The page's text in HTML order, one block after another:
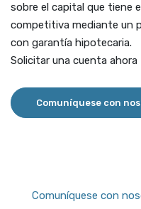
sobre el capital que tiene
competitiva mediante un
con garantía hipotecaria.
Solicitar una cuenta ahora
Comuníquese con
Comuníquese con